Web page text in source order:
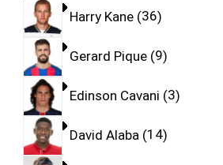
Harry Kane 36
Gerard Pique 9
Edinson Cavani 3
David Alaba 14